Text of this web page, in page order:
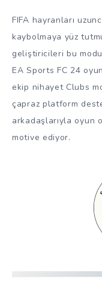
FIFA hayranları
kaybolmaya yüz
geliştiricileri bu modu
EA Sports FC 24
ekip nihayet Clubs
çapraz platform
arkadaşlarıyla oyun
motive ediyor.